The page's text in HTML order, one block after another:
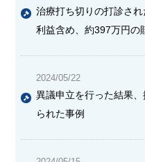
治療打ち切りの打診さ
利益含め、約397万円の
2024/05/22
異議申立を行った結果
られた事例